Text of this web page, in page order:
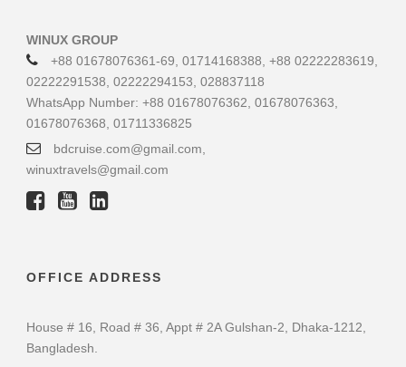
WINUX GROUP
+88 01678076361-69, 01714168388, +88 02222283619,
02222291538, 02222294153, 028837118
WhatsApp Number: +88 01678076362, 01678076363,
01678076368, 01711336825
bdcruise.com@gmail.com,
winuxtravels@gmail.com
OFFICE ADDRESS
House # 16, Road # 36, Appt # 2A Gulshan-2, Dhaka-1212,
Bangladesh.